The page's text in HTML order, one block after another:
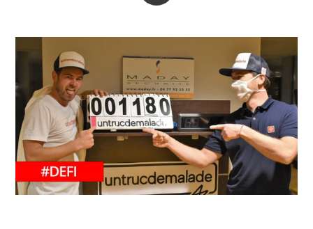
LA
MONSIEUR
DE
PAPA
C'EST
...